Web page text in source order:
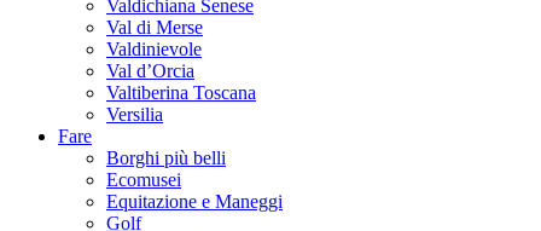
Valdichiana Senese
Val di Merse
Valdinievole
Val d’Orcia
Valtiberina Toscana
Versilia
Fare
Borghi più belli
Ecomusei
Equitazione e Maneggi
Golf